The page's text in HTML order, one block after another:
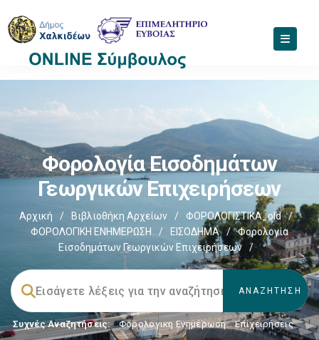
Φορολογία Εισοδημάτων
Γεωργικών Επιχειρήσεων
Αρχική / Βιβλιοθήκη Αρχείων / ΦΟΡΟΛΟΓΙΣΤΙΚΑ_old
/
ΦΟΡΟΛΟΓΙΚΗ ΕΝΗΜΕΡΩΣΗ
/ ΕΙΣΟΔΗΜΑ /
Φορολογία
Εισοδημάτων Γεωργικών Επιχειρήσεων
/
Συχνές Αναζητήσεις: Φορολογικη Ενημέρωση, Επιχειρήσεις